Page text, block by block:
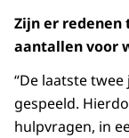
Zijn er redenen
aantallen voor
“De laatste
gespeeld.
hulpvragen, in